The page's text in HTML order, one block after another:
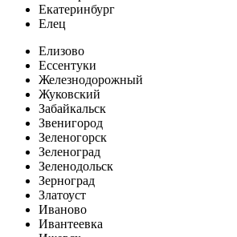
Екатеринбург
Елец
Елизово
Ессентуки
Железнодорожный
Жуковский
Забайкальск
Звенигород
Зеленогорск
Зеленоград
Зеленодольск
Зерноград
Златоуст
Иваново
Ивантеевка